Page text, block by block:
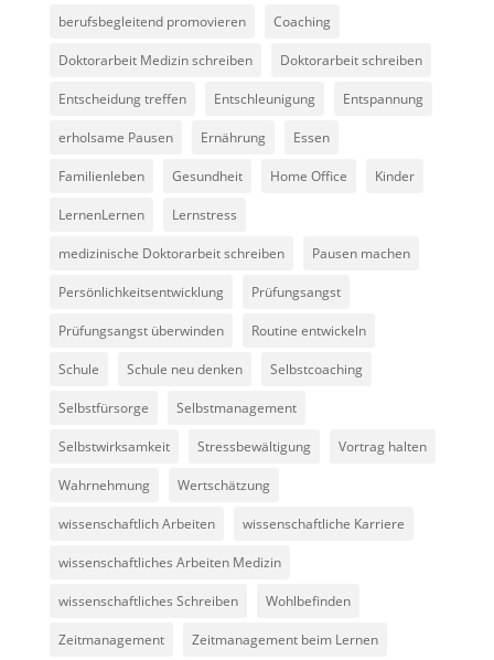
berufsbegleitend promovieren Coaching
Doktorarbeit Medizin schreiben Doktorarbeit schreiben
Entscheidung treffen Entschleunigung Entspannung
erholsame Pausen Ernährung Essen
Familienleben Gesundheit Home Office Kinder
LernenLernen Lernstress
medizinische Doktorarbeit schreiben Pausen machen
Persönlichkeitsentwicklung Prüfungsangst
Prüfungsangst überwinden Routine entwickeln
Schule Schule neu denken Selbstcoaching
Selbstfürsorge Selbstmanagement
Selbstwirksamkeit Stressbewältigung Vortrag halten
Wahrnehmung Wertschätzung
wissenschaftlich Arbeiten wissenschaftliche Karriere
wissenschaftliches Arbeiten Medizin
wissenschaftliches Schreiben Wohlbefinden
Zeitmanagement Zeitmanagement beim Lernen